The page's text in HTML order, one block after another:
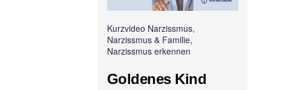
Kurzvideo Narzissmus,
Narzissmus & Familie,
Narzissmus erkennen
Goldenes Kind